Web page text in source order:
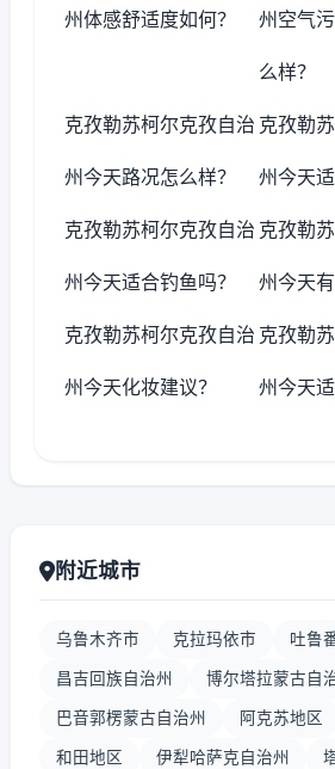
州体感舒适度如何？ 州空气
么样？
克孜勒苏柯尔克孜自治
州今天路况怎么样？
克孜勒
州今天
克孜勒苏柯尔克孜自治
州今天适合钓鱼吗？
克孜勒
州今天
克孜勒苏柯尔克孜自治
州今天化妆建议？
克孜勒
州今天
附近城市
乌鲁木齐市 克拉玛依市 吐鲁
昌吉回族自治州 博尔塔拉蒙古自
巴音郭楞蒙古自治州 阿克苏地区
和田地区 伊犁哈萨克自治州